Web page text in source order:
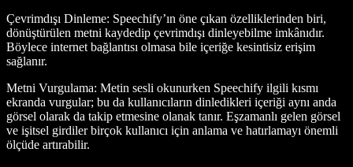
Çevrimdışı Dinleme: Speechify’ın öne çıkan özelliklerinden biri,
dönüştürülen metni kaydedip çevrimdışı dinleyebilme imkânıdır.
Böylece internet bağlantısı olmasa bile içeriğe kesintisiz erişim
sağlanır.
Metni Vurgulama: Metin sesli okunurken Speechify ilgili kısmı
ekranda vurgular; bu da kullanıcıların dinledikleri içeriği aynı anda
görsel olarak da takip etmesine olanak tanır. Eşzamanlı gelen görsel
ve işitsel girdiler birçok kullanıcı için anlama ve hatırlamayı önemli
ölçüde artırabilir.